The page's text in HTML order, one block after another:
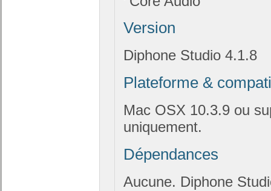
Version
Diphone Studio 4.1.8
Plateforme &
Mac OSX 10.3.9 ou
uniquement.
Dépendances
Aucune. Diphone